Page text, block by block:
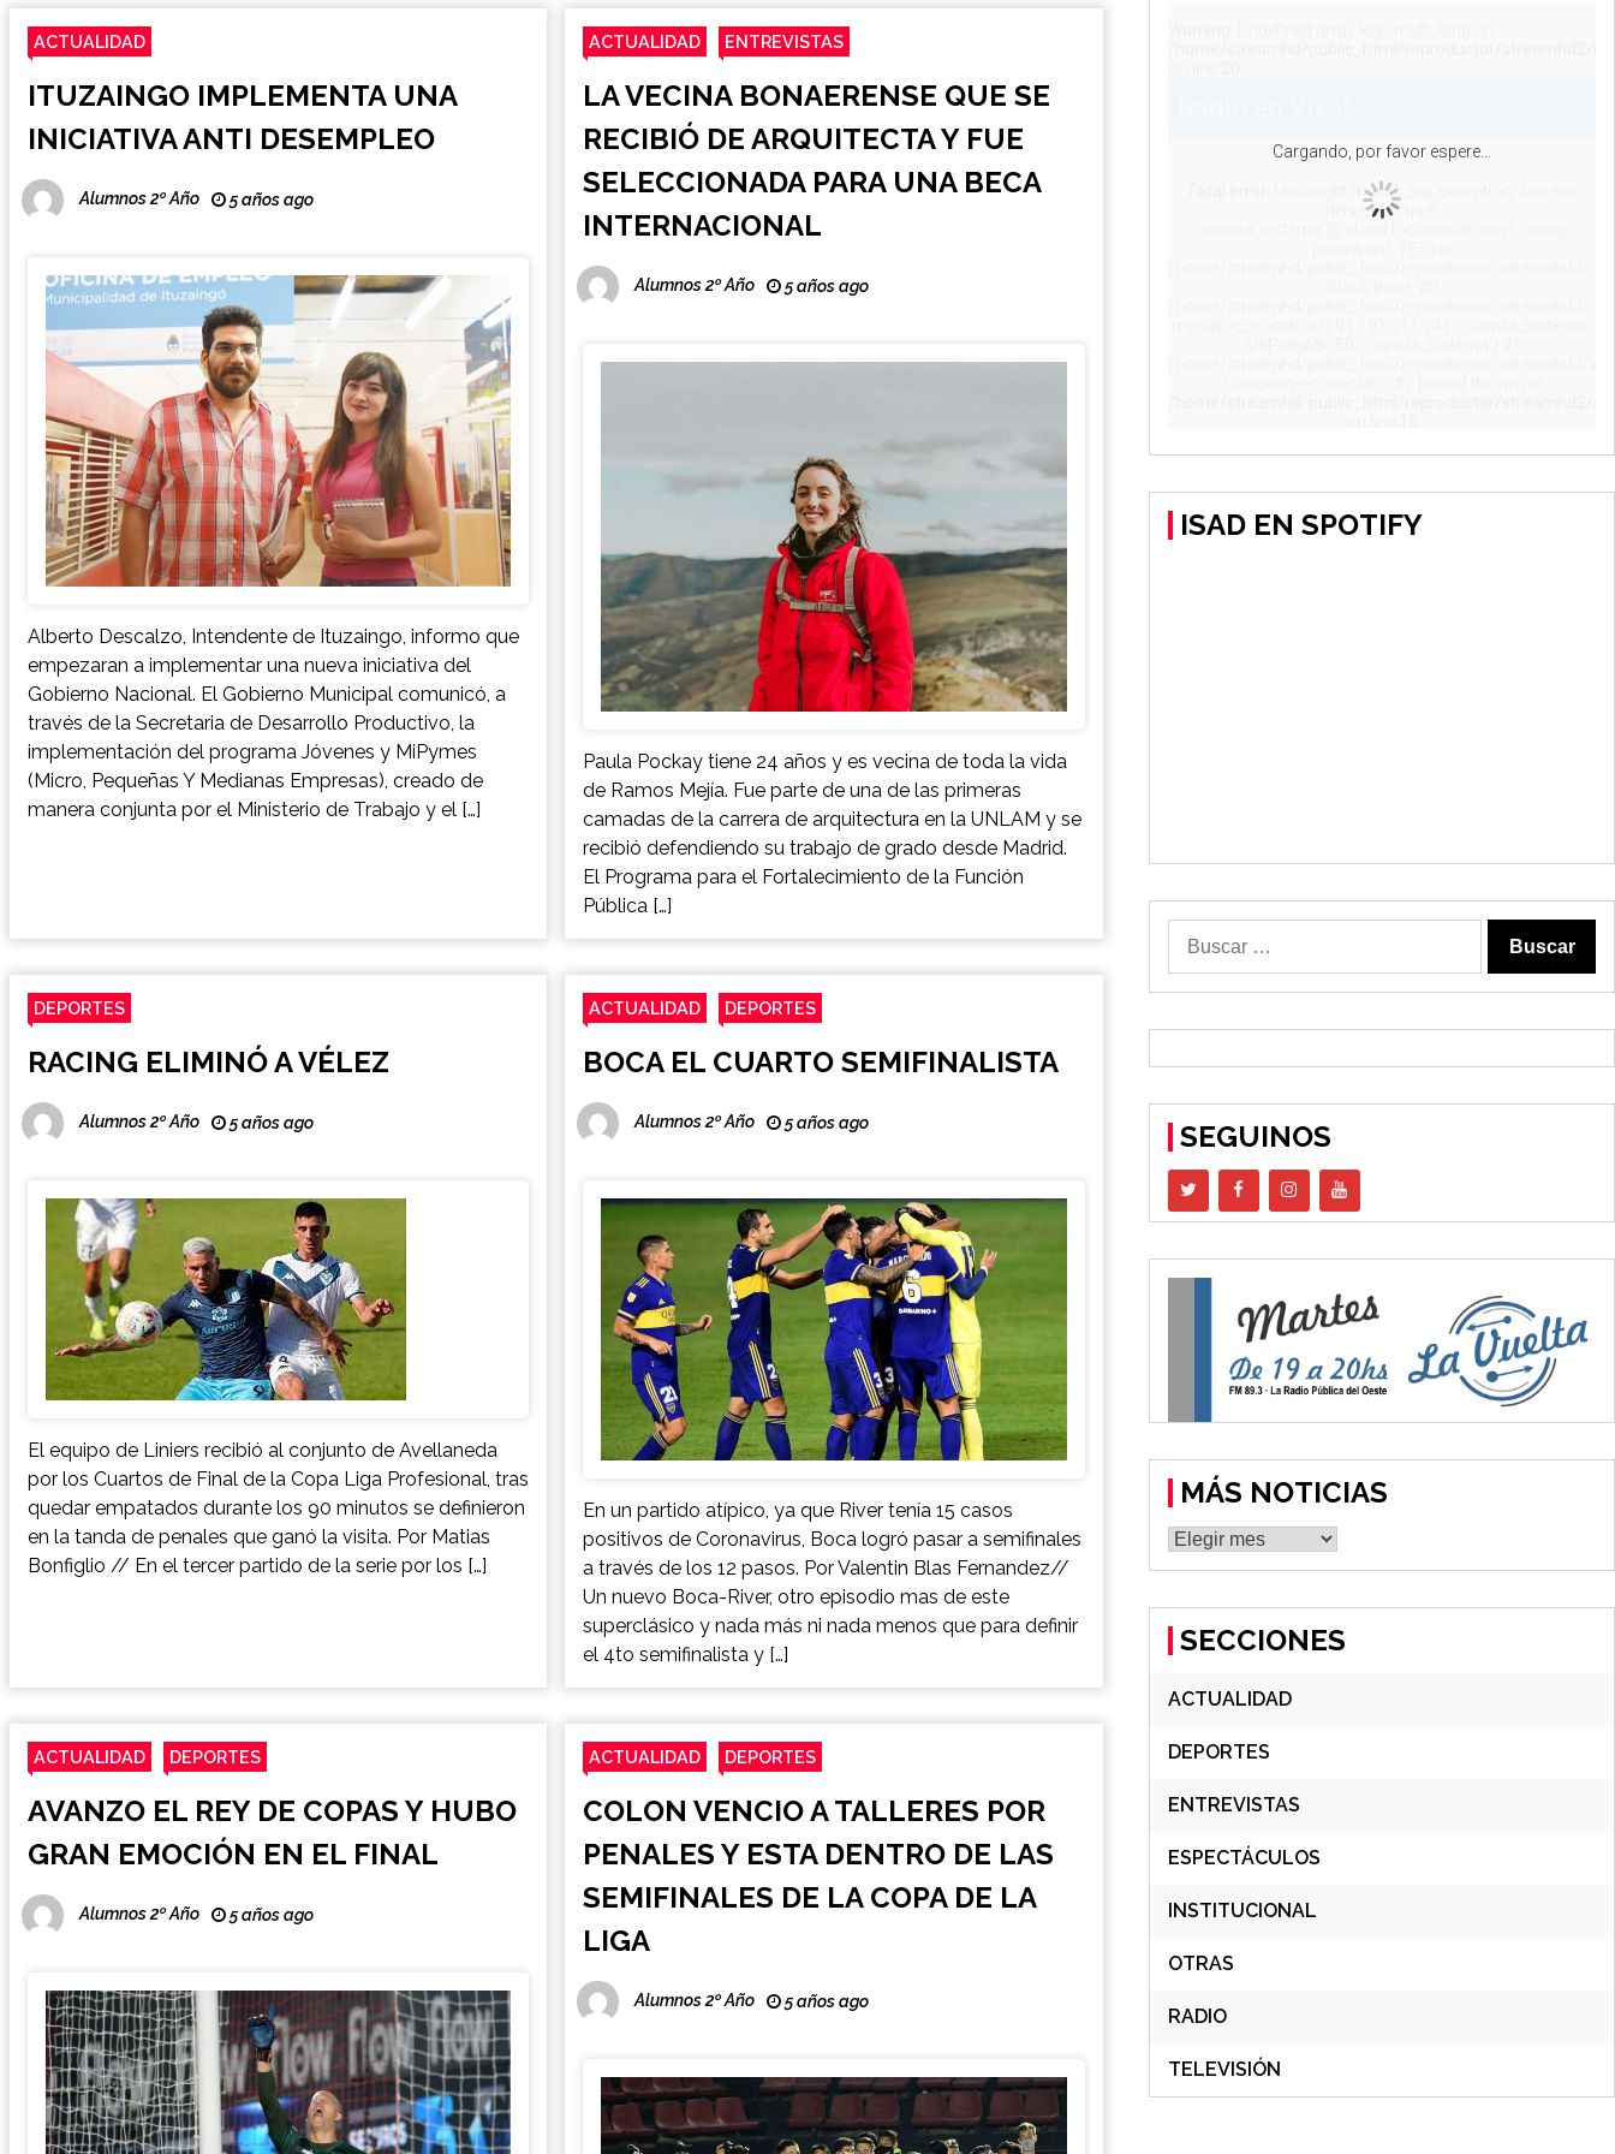
ACTUALIDAD
ITUZAINGO IMPLEMENTA UNA
INICIATIVA ANTI DESEMPLEO
Alumnos 2º Año 5 años ago
Alberto Descalzo, Intendente de Ituzaingo, informo que
empezaran a implementar una nueva iniciativa del
Gobierno Nacional. El Gobierno Municipal comunicó, a
través de la Secretaria de Desarrollo Productivo, la
implementación del programa Jóvenes y MiPymes
(Micro, Pequeñas Y Medianas Empresas), creado de
manera conjunta por el Ministerio de Trabajo y el […]
ACTUALIDAD ENTREVISTAS
LA VECINA BONAERENSE QUE SE
RECIBIÓ DE ARQUITECTA Y FUE
SELECCIONADA PARA UNA BECA
INTERNACIONAL
Alumnos 2º Año 5 años ago
Paula Pockay tiene 24 años y es vecina de toda la vida
de Ramos Mejía. Fue parte de una de las primeras
camadas de la carrera de arquitectura en la UNLAM y se
recibió defendiendo su trabajo de grado desde Madrid.
El Programa para el Fortalecimiento de la Función
Pública […]
DEPORTES
RACING ELIMINÓ A VÉLEZ
Alumnos 2º Año 5 años ago
El equipo de Liniers recibió al conjunto de Avellaneda
por los Cuartos de Final de la Copa Liga Profesional, tras
quedar empatados durante los 90 minutos se definieron
en la tanda de penales que ganó la visita. Por Matias
Bonfiglio // En el tercer partido de la serie por los […]
ACTUALIDAD DEPORTES
BOCA EL CUARTO SEMIFINALISTA
Alumnos 2º Año 5 años ago
En un partido atípico, ya que River tenía 15 casos
positivos de Coronavirus, Boca logró pasar a semifinales
a través de los 12 pasos. Por Valentin Blas Fernandez//
Un nuevo Boca-River, otro episodio mas de este
superclásico y nada más ni nada menos que para definir
el 4to semifinalista y […]
ACTUALIDAD DEPORTES
AVANZO EL REY DE COPAS Y HUBO
GRAN EMOCIÓN EN EL FINAL
Alumnos 2º Año 5 años ago
ACTUALIDAD DEPORTES
COLON VENCIO A TALLERES POR
PENALES Y ESTA DENTRO DE LAS
SEMIFINALES DE LA COPA DE LA
LIGA
Alumnos 2º Año 5 años ago
ISAD EN SPOTIFY
SEGUINOS
MÁS NOTICIAS
MÁS
NOTICIAS
SECCIONES
ACTUALIDAD
DEPORTES
ENTREVISTAS
ESPECTÁCULOS
INSTITUCIONAL
OTRAS
RADIO
TELEVISIÓN